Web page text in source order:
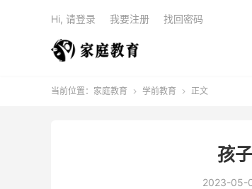
Hi, 请登录 我要注册 找回密码
当前位置： 家庭教育  学前教育  正文
孩
2023-05-